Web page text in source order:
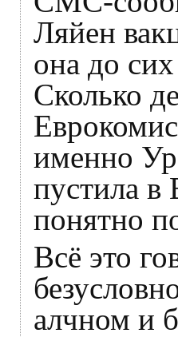
Ляйен
она до
Сколько
именно
пустила
понятно
Всё это
алчном и